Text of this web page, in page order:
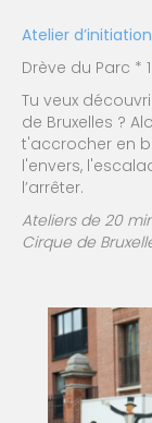
Atelier
Drève du Parc *
Tu veux
de Bruxelles ?
t'accrocher en
l'envers,
l’arrêter.
Ateliers de 20
Cirque de